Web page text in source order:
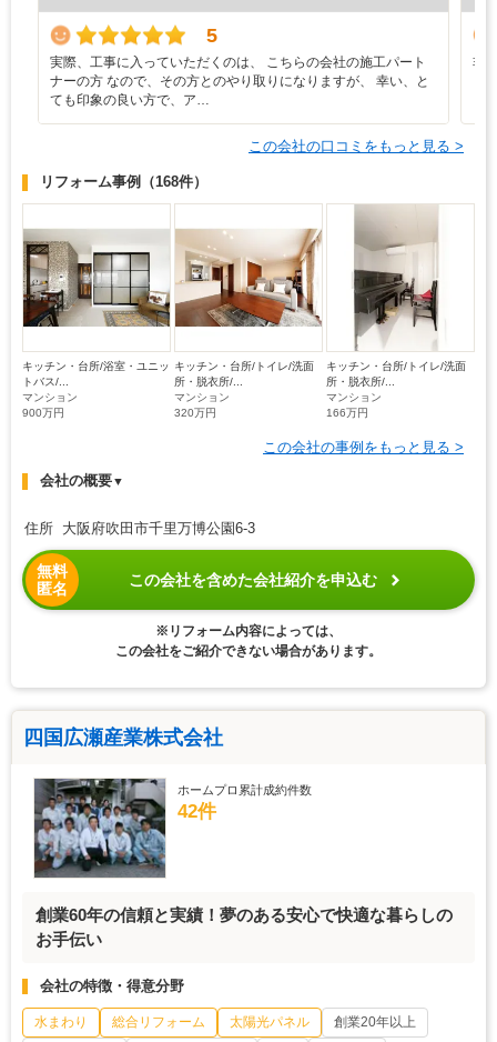
5
実際、工事に入っていただくのは、 こちらの会社の施工パート
ナーの方 なので、その方とのやり取りになりますが、 幸い、と
ても印象の良い方で、ア…
非
この会社の口コミをもっと見る >
リフォーム事例 （168件）
キッチン・台所/浴室・ユニッ
トバス/...
マンション
900万円
キッチン・台所/トイレ/洗面
所・脱衣所/...
マンション
320万円
キッチン・台所/トイレ/洗面
所・脱衣所/...
マンション
166万円
この会社の事例をもっと見る >
会社の概要▼
住所 大阪府吹田市千里万博公園6-3
無料
匿名
この会社を含めた会社紹介を申込む
※リフォーム内容によっては、
この会社をご紹介できない場合があります。
四国広瀬産業株式会社
ホームプロ累計成約件数
42件
創業60年の信頼と実績！夢のある安心で快適な暮らしの
お手伝い
会社の特徴・得意分野
水まわり 総合リフォーム 太陽光パネル
創業20年以上